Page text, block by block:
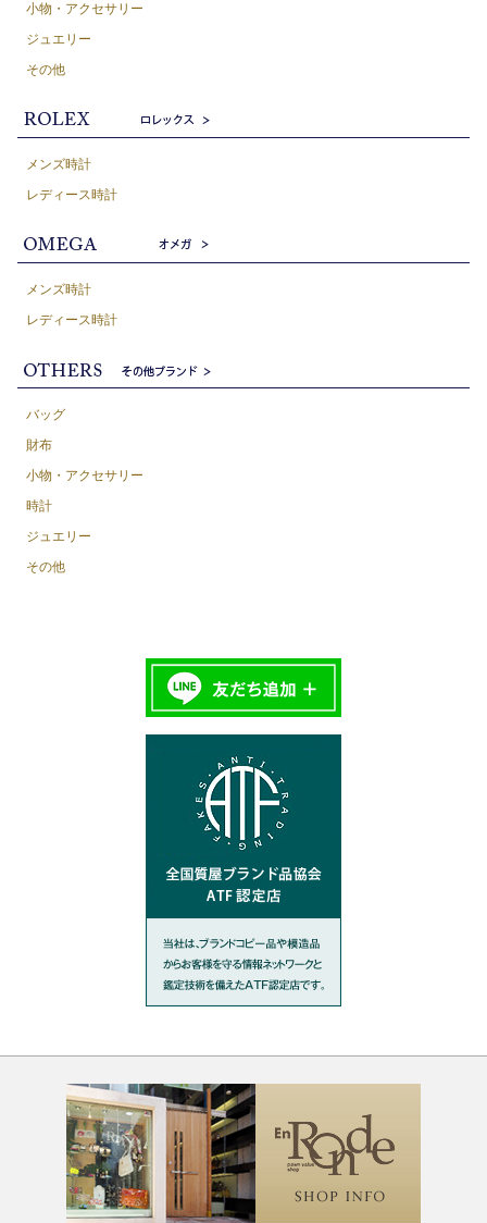
小物・アクセサリー
ジュエリー
その他
メンズ時計
レディース時計
メンズ時計
レディース時計
バッグ
財布
小物・アクセサリー
時計
ジュエリー
その他